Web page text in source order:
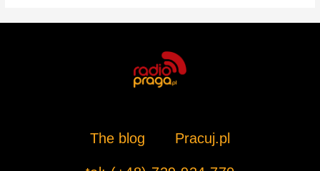
The blog Pracuj.pl